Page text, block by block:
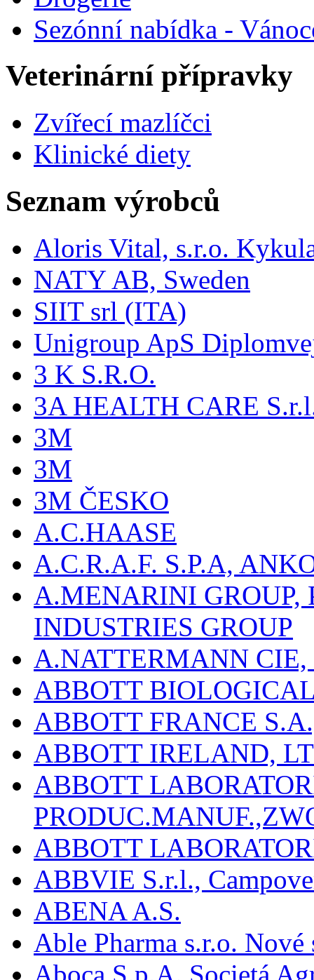
Sezónní nabídka -
Veterinární přípravky
Zvířecí mazlíčci
Klinické diety
Seznam výrobců
Aloris Vital, s.r.o.
NATY AB, Sweden
SIIT srl (ITA)
Unigroup ApS
3 K S.R.O.
3A HEALTH CARE
3M
3M
3M ČESKO
A.C.HAASE
A.C.R.A.F. S.P.A,
A.MENARINI
INDUSTRIES GROUP
A.NATTERMANN
ABBOTT
ABBOTT FRANCE
ABBOTT IRELAND,
ABBOTT
ABBOTT
ABBVIE S.r.l.,
ABENA A.S.
Able Pharma s.r.o.